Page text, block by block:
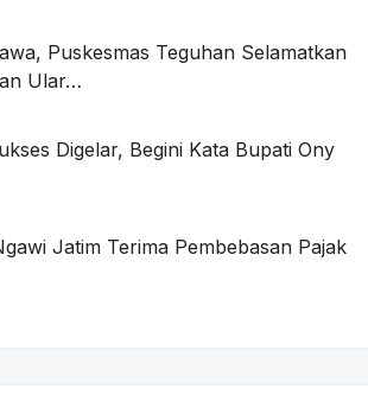
Puskesmas Teguhan Selamatkan
Ular…
Digelar, Begini Kata Bupati Ony
Jatim Terima Pembebasan Pajak